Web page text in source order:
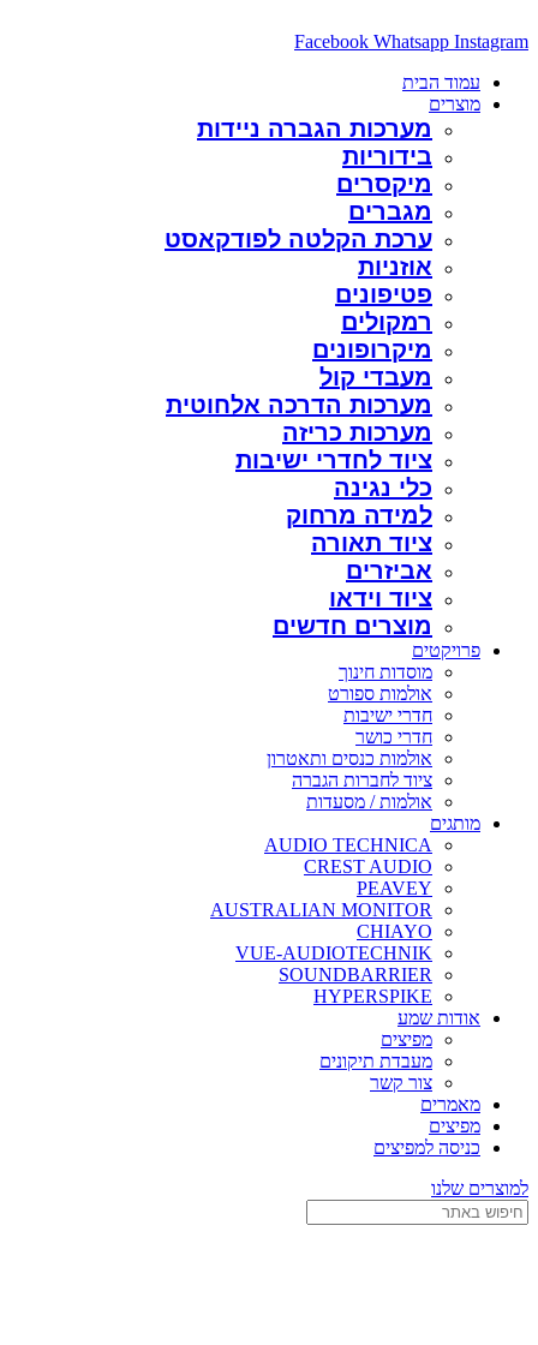
לתוכן
Facebook Whatsapp Instagram
עמוד הבית
מוצרים
מערכות הגברה ניידות
בידוריות
מיקסרים
מגברים
ערכת הקלטה לפודקאסט
אוזניות
פטיפונים
רמקולים
מיקרופונים
מעבדי קול
מערכות הדרכה אלחוטית
מערכות כריזה
ציוד לחדרי ישיבות
כלי נגינה
למידה מרחוק
ציוד תאורה
אביזרים
ציוד וידאו
מוצרים חדשים
פרויקטים
מוסדות חינוך
אולמות ספורט
חדרי ישיבות
חדרי כושר
אולמות כנסים ותאטרון
ציוד לחברות הגברה
אולמות / מסעדות
מותגים
AUDIO TECHNICA
CREST AUDIO
PEAVEY
AUSTRALIAN MONITOR
CHIAYO
VUE-AUDIOTECHNIK
SOUNDBARRIER
HYPERSPIKE
אודות שמע
מפיצים
מעבדת תיקונים
צור קשר
מאמרים
מפיצים
כניסה למפיצים
למוצרים שלנו